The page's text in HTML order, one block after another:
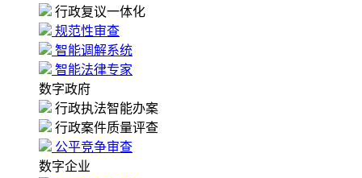
行政复议一体化
规范性审查
智能调解系统
智能法律专家
数字政府
行政执法智能办案
行政案件质量评查
公平竞争审查
数字企业